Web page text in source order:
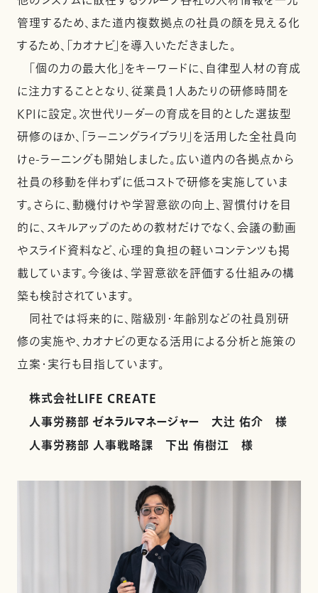
管理するため、また道内複数拠点の社員の顔を見える化
するため、「カオナビ」を導入いただきました。
「個の力の最大化」をキーワードに、自律型人材の育成
に注力することとなり、従業員１人あたりの研修時間を
KPIに設定。次世代リーダーの育成を目的とした選抜型
研修のほか、「ラーニングライブラリ」を活用した全社員向
けe-ラーニングも開始しました。広い道内の各拠点から
社員の移動を伴わずに低コストで研修を実施していま
す。さらに、動機付けや学習意欲の向上、習慣付けを目
的に、スキルアップのための教材だけでなく、会議の動画
やスライド資料など、心理的負担の軽いコンテンツも掲
載しています。今後は、学習意欲を評価する仕組みの構
築も検討されています。
同社では将来的に、階級別・年齢別などの社員別研
修の実施や、カオナビの更なる活用による分析と施策の
立案・実行も目指しています。
株式会社LIFE CREATE
人事労務部 ゼネラルマネージャー 大辻 佑介 様
人事労務部 人事戦略課 下出 侑樹江 様